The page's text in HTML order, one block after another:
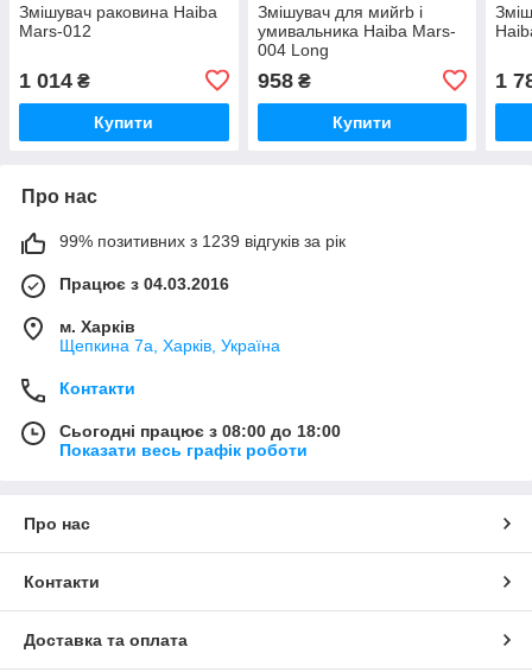
Змішувач раковина Haiba
Mars-012
1 014 ₴
Купити
Змішувач для мийrb і
умивальника Haiba Mars-
004 Long
958₴
Купити
1
Про нас
99% позитивних з 1239 відгуків за рік
Працює з 04.03.2016
м. Харків
Щепкина 7а, Харків, Україна
Контакти
Сьогодні працює з 08:00 до 18:00
Показати весь графік роботи
Про нас
Контакти
Доставка та оплата